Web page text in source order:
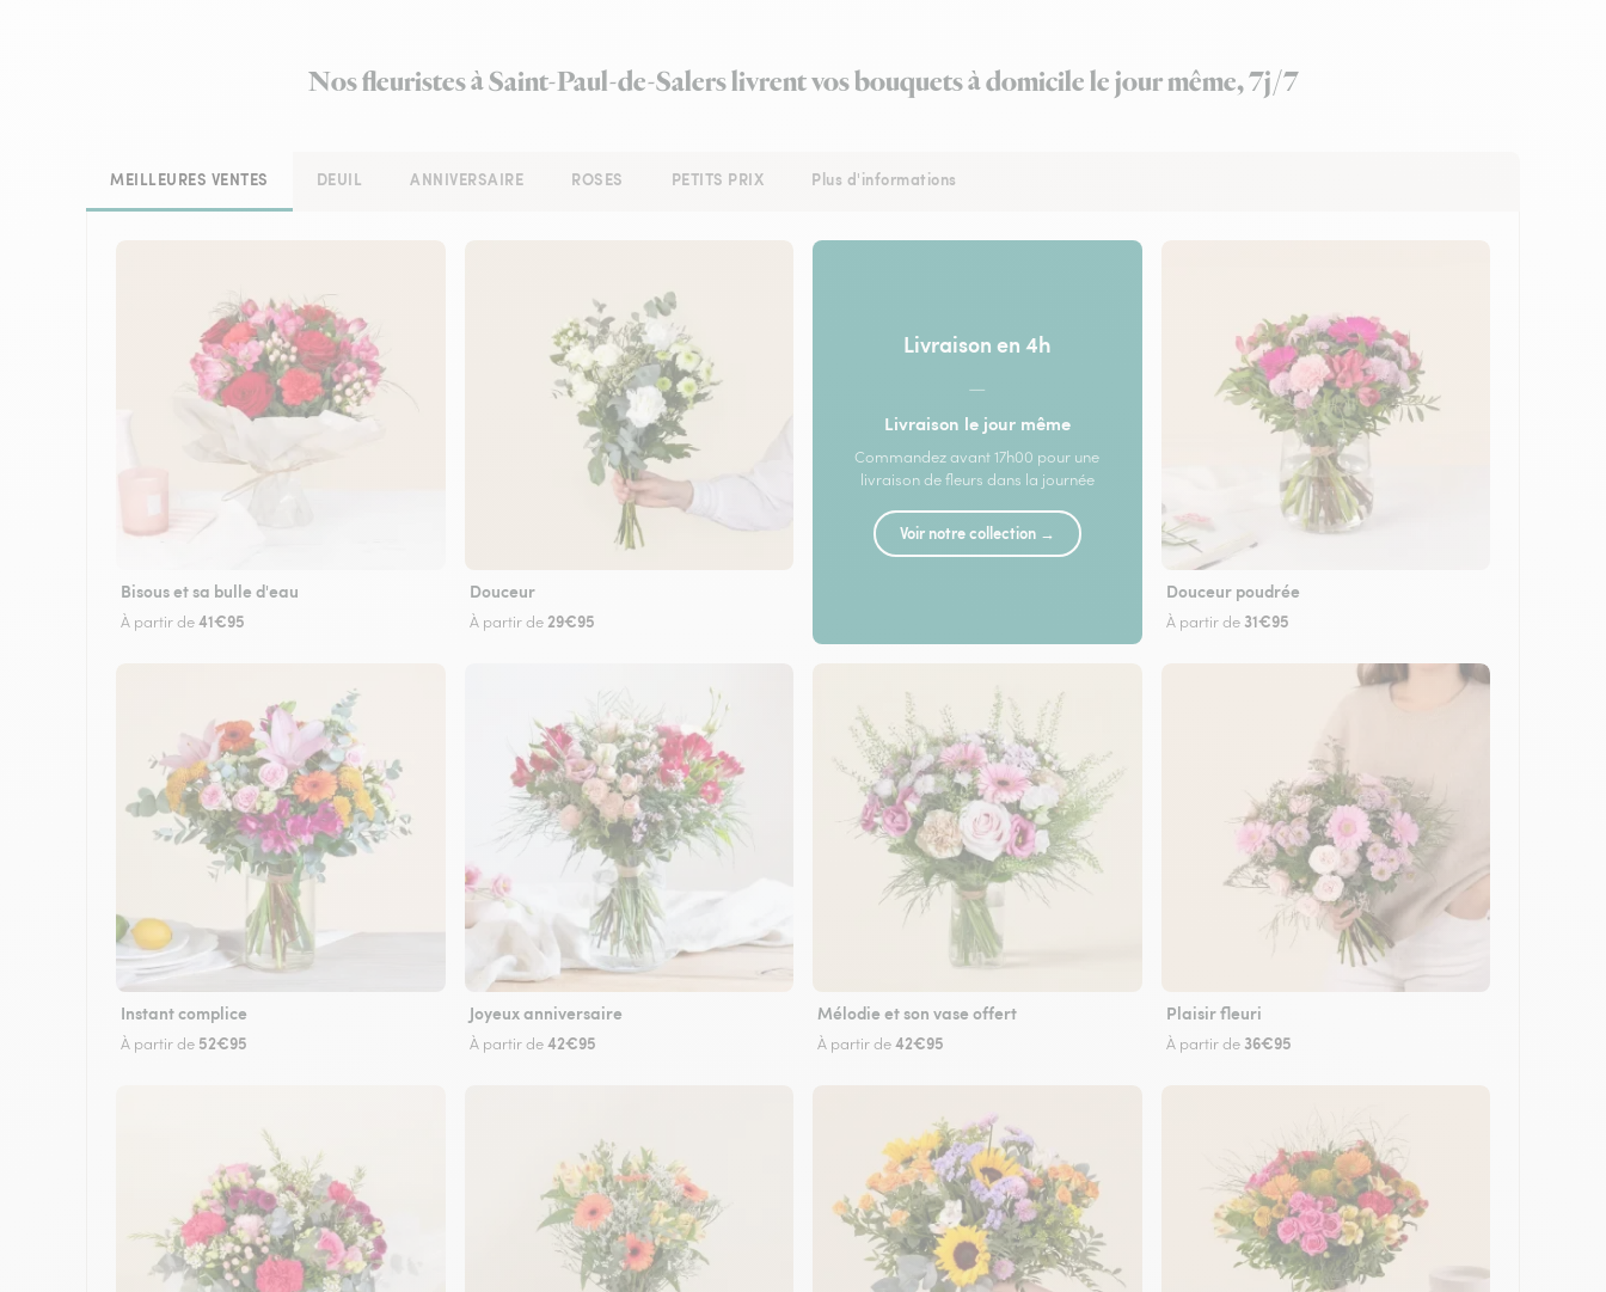
Nos fleuristes à Saint-Paul-de-Salers livrent vos bouquets à domicile le jour même, 7j/7
MEILLEURES VENTES DEUIL ANNIVERSAIRE ROSES PETITS PRIX Plus d'informations
Bisous et sa bulle d'eau
À partir de41€95
Douceur
À partir de 29€95
Livraison en 4h
—
Livraison le jour même
Commandez avant 17h00 pour une
livraison de fleurs dans la journée
Voir notre collection →
Douceur poudrée
À partir de 31€95
Instant complice
À partir de 52€95
Joyeux anniversaire
À partir de42€95
Mélodie et son vase offert
À partir de42€95
Plaisir fleuri
À partir de 36€95